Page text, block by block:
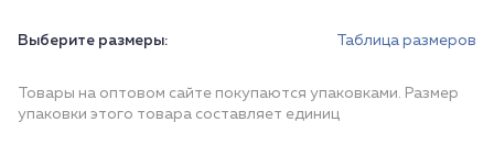
Выберите размеры: Таблица размеров
Товары на оптовом сайте покупаются упаковками. Размер
упаковки этого товара составляет единиц